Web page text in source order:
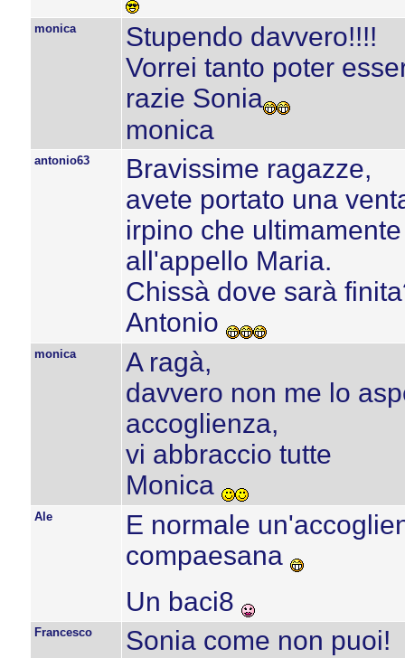
monica
Stupendo davvero!!!!
Vorrei tanto poter
razie Sonia
monica
antonio63
Bravissime ragazze,
avete portato una
irpino che
all'appello Maria.
Chissà dove sarà
Antonio
monica
A ragà,
davvero non me lo
accoglienza,
vi abbraccio tutte
Monica
Ale
E normale
compaesana
Un baci8
Francesco
Sonia come non puoi!